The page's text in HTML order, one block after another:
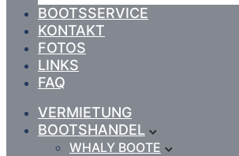
BOOTSSERVICE
KONTAKT
FOTOS
LINKS
FAQ
VERMIETUNG
BOOTSHANDEL
WHALY BOOTE